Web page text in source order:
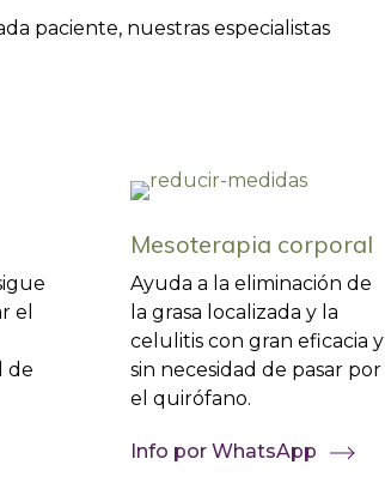
paciente, nuestras especialistas
el
de
Mesoterapia corporal
Ayuda a la eliminación de
la grasa localizada y la
celulitis con gran eficacia y
sin necesidad de pasar por
el quirófano.
Info por WhatsApp